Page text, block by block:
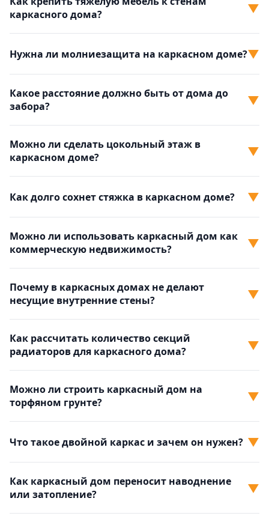
каркасного дома?
▼
Нужна ли молниезащита на каркасном доме?▼
Какое расстояние должно быть от дома до
забора?
▼
Можно ли сделать цокольный этаж в
каркасном доме?
▼
Как долго сохнет стяжка в каркасном доме? ▼
Можно ли использовать каркасный дом как
коммерческую недвижимость?
▼
Почему в каркасных домах не делают
несущие внутренние стены?
▼
Как рассчитать количество секций
радиаторов для каркасного дома?
▼
Можно ли строить каркасный дом на
торфяном грунте?
▼
Что такое двойной каркас и зачем он нужен? ▼
Как каркасный дом переносит наводнение
или затопление?
▼